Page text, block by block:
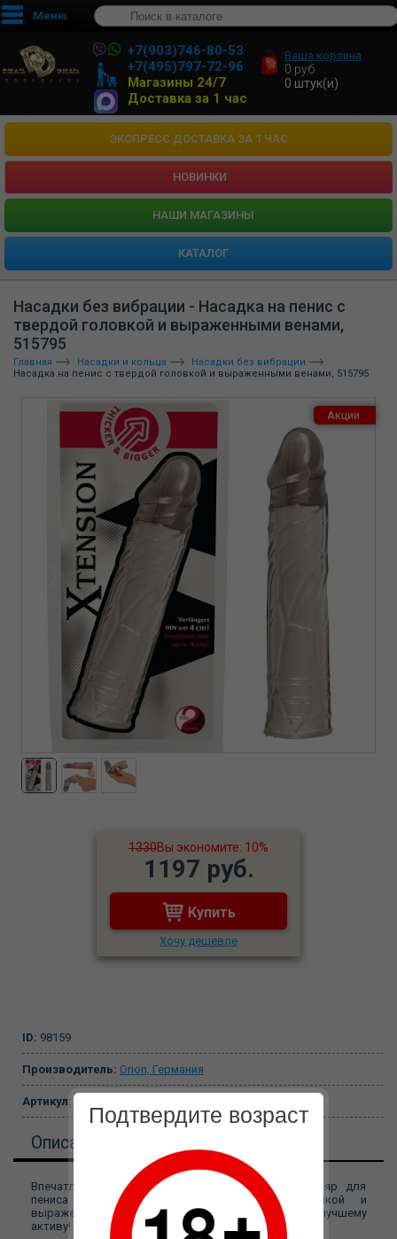
Меню
+7(903)746-80-53
+7(495)797-72-96
Магазины 24/7
Доставка за 1 час
Ваша корзина
0 руб.
0 штук(и)
ЭКСПРЕСС ДОСТАВКА ЗА 1 ЧАС
НОВИНКИ
HАШИ МАГАЗИНЫ
КАТАЛОГ
Насадки без вибрации - Насадка на пенис с
твердой головкой и выраженными венами,
515795
Главная Насадки и кольца
Насадки без вибрации
Насадка на пенис с твердой головкой и выраженными венами, 515795
Акции
1330Вы экономите: 10%
1197 руб.
Купить
Хочу дешевле
ID: 98159
Производитель: Orion, Германия
Артикул: 5157950000
Описание
Впечатляющее мужское достоинство! Этот футляр для
пениса дымчатого цвета с твердой головкой и
выраженными венами добавляет 4 см длины к ЕГО лучшему
активу!
Подтвердите возраст